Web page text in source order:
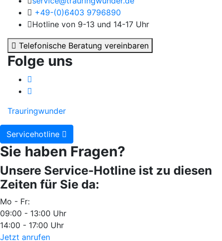
+49-(0)6403 9796890
Hotline von 9-13 und 14-17 Uhr
Telefonische Beratung vereinbaren
Folge uns
Trauringwunder
Servicehotline
Sie haben Fragen?
Unsere Service-Hotline ist zu diesen
Zeiten für Sie da:
Mo - Fr:
09:00 - 13:00 Uhr
14:00 - 17:00 Uhr
Jetzt anrufen